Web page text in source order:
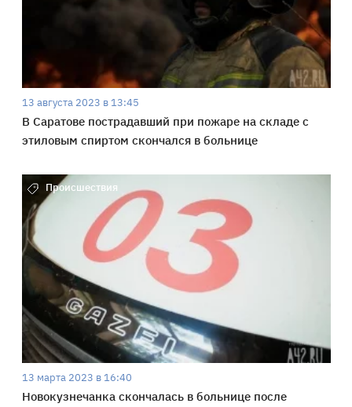
13 августа 2023 в 13:45
В Саратове пострадавший при пожаре на складе с
этиловым спиртом скончался в больнице
Происшествия
13 марта 2023 в 16:40
Новокузнечанка скончалась в больнице после